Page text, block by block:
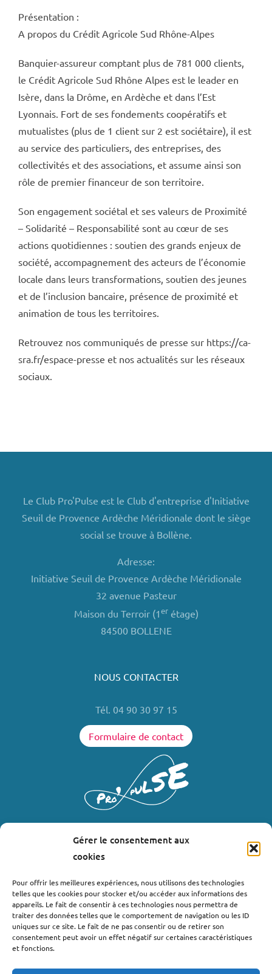
Gérer le consentement aux
cookies
Pour offrir les meilleures expériences, nous utilisons des technologies
telles que les cookies pour stocker et/ou accéder aux informations des
appareils. Le fait de consentir à ces technologies nous permettra de
traiter des données telles que le comportement de navigation ou les ID
uniques sur ce site. Le fait de ne pas consentir ou de retirer son
consentement peut avoir un effet négatif sur certaines caractéristiques
et fonctions.
Présentation :
A propos du Crédit Agricole Sud Rhône-Alpes
Banquier-assureur comptant plus de 781 000 clients,
le Crédit Agricole Sud Rhône Alpes est le leader en
Isère, dans la Drôme, en Ardèche et dans l’Est
Lyonnais. Fort de ses fondements coopératifs et
mutualistes (plus de 1 client sur 2 est sociétaire), il est
au service des particuliers, des entreprises, des
collectivités et des associations, et assume ainsi son
rôle de premier financeur de son territoire.
Son engagement sociétal et ses valeurs de Proximité
– Solidarité – Responsabilité sont au cœur de ses
actions quotidiennes : soutien des grands enjeux de
société, accompagnement des acteurs de l’économie
locale dans leurs transformations, soutien des jeunes
et de l’inclusion bancaire, présence de proximité et
animation de tous les territoires.
Retrouvez nos communiqués de presse sur https://ca-
sra.fr/espace-presse et nos actualités sur les réseaux
sociaux.
Le Club Pro'Pulse est le Club d'entreprise d'Initiative
Seuil de Provence Ardèche Méridionale dont le siège
social se trouve à Bollène.
Adresse:
Initiative Seuil de Provence Ardèche Méridionale
32 avenue Pasteur
Maison du Terroir (1erétage)
84500 BOLLENE
NOUS CONTACTER
Tél. 04 90 30 97 15
Formulaire de contact
Où nous trouver ?
Bollène
Nyons
Valréas
Lachapelle-sous-Aubenas